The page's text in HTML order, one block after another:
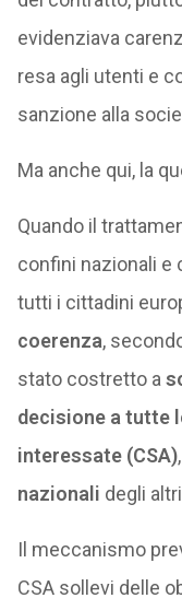
evidenziava
resa agli utenti e
sanzione alla
Ma anche qui, la
Quando il
confini nazionali e
tutti i cittadini
coerenza,
stato costretto a
decisione a tutte
interessate (CSA)
nazionali degli
Il meccanismo
CSA sollevi delle